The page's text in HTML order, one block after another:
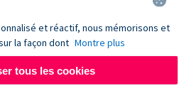
et réactif, nous mémorisons et
la façon dont Montre plus
tous les cookies